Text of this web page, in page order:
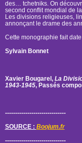
des… tchetniks. On
second conflit mondial de
Les divisions religieuses,
annonçant le drame des
Cette monographie fait
Sylvain Bonnet
Xavier Bougarel, La
1943-1945, Passés
------------------------------
SOURCE : Boojum.fr
------------------------------